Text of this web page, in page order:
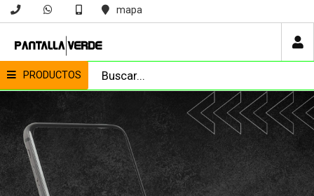
mapa
PRODUCTOS